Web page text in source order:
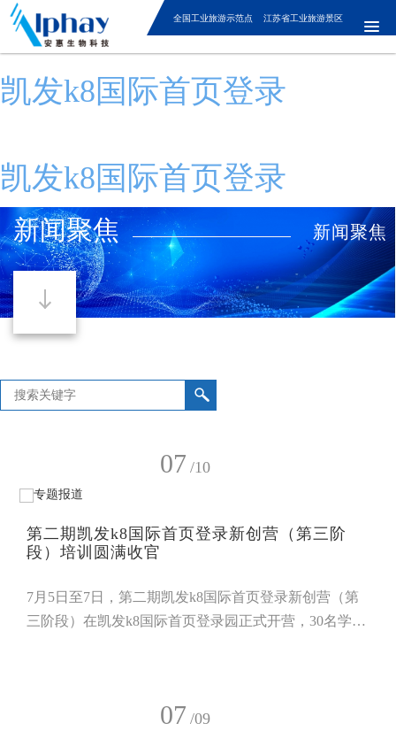
凯发k8国际首页登录
凯发k8国际首页登录
全国工业旅游示范点 江苏省工业旅游景区
新闻聚焦 新闻聚焦
07 /10
第二期凯发k8国际首页登录新创营（第三阶
段）培训圆满收官
7月5日至7日，第二期凯发k8国际首页登录新创营（第
三阶段）在凯发k8国际首页登录园正式开营，30名学员
系统助力学员夯实专业基础、拓展行业视野、坚定事业
07 /09